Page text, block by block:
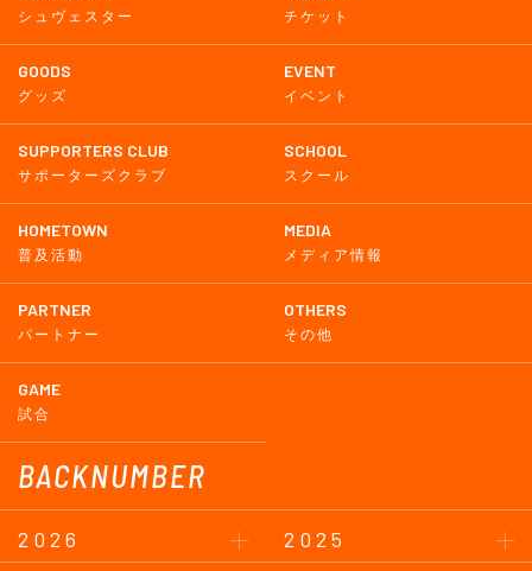
シュヴェスター チケット
GOODS
グッズ
EVENT
イベント
SUPPORTERS CLUB
サポーターズクラブ
SCHOOL
スクール
HOMETOWN
普及活動
MEDIA
メディア情報
PARTNER
パートナー
OTHERS
その他
GAME
試合
BACKNUMBER
2026
2025